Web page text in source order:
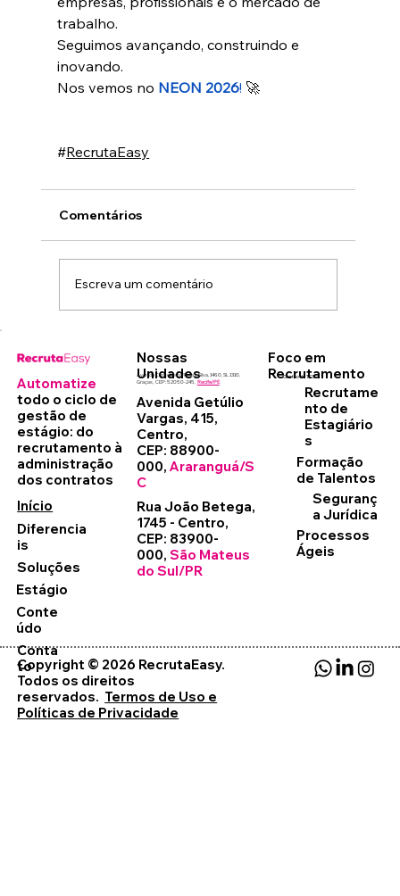
trabalho.
Seguimos avançando, construindo e
inovando.
Nos vemos no NEON 2026! 🚀
#RecrutaEasy
Comentários
Escreva um comentário
Automatize
todo o ciclo de
gestão de
estágio: do
recrutamento à
administração
dos contratos
Início
Diferencia
is
Soluções
Estágio
Conte
údo
Conta
to
Nossas
Unidades
Avenida Conselheiro Rosa e Silva, 1460, SL 1310,
Graças, CEP: 52050-245, Recife/PE
Avenida Getúlio
Vargas, 415,
Centro,
CEP: 88900-
000,Araranguá/S
C
Rua João Betega,
1745 - Centro,
CEP: 83900-
000,São Mateus
do Sul/PR
Foco em
Recrutamento
Gestão de TCE
Recrutame
nto de
Estagiário
s
Formação
de Talentos
Seguranç
a Jurídica
Processos
Ágeis
Copyright © 2026 RecrutaEasy.
Todos os direitos
reservados. Termos de Uso e
Políticas de Privacidade